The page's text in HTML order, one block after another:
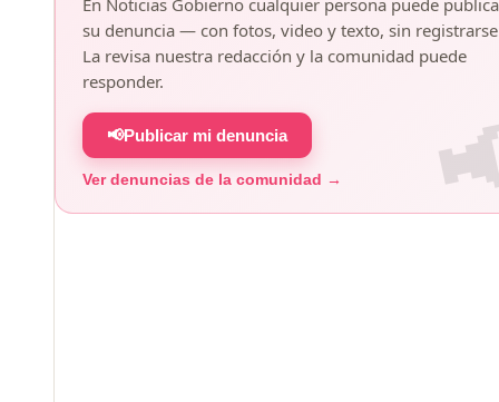
su denuncia — con fotos, video y texto, sin
La revisa nuestra redacción y la comunidad puede
responder.
📢Publicar mi denuncia
Ver denuncias de la comunidad →